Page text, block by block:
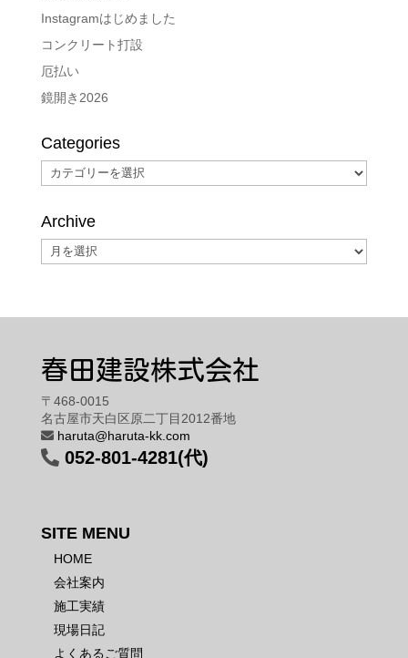
Instagramはじめました
コンクリート打設
厄払い
鏡開き2026
Categories
Categories
Archive
Archive
春田建設株式会社
〒468-0015
名古屋市天白区原二丁目2012番地
haruta@haruta-kk.com
052-801-4281(代)
SITE MENU
HOME
会社案内
施工実績
現場日記
よくあるご質問